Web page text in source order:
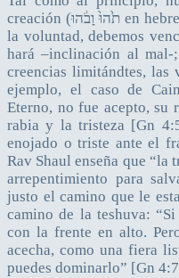
creación (תֹ֙הוּ֙ וָבֹ֔הוּ en hebreo); antes de pasar de la palabra a
la voluntad, debemos
hará –inclinación al
creencias limitándtes, las
ejemplo, el caso de
Eterno, no fue acepto, su
rabia y la tristeza [Gn
enojado o triste ante el
Rav Shaul enseña que “la
arrepentimiento para
justo el camino que le
camino de la teshuva:
con la frente en alto.
acecha, como una fiera
puedes dominarlo” [Gn